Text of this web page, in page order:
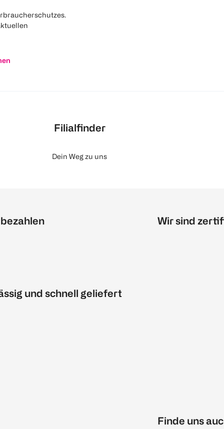
Filialfinder
Dein Weg zu uns
und schnell geliefert
Wir sind
Finde uns